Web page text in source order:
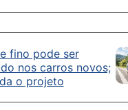
fino pode ser
nos carros novos;
o projeto